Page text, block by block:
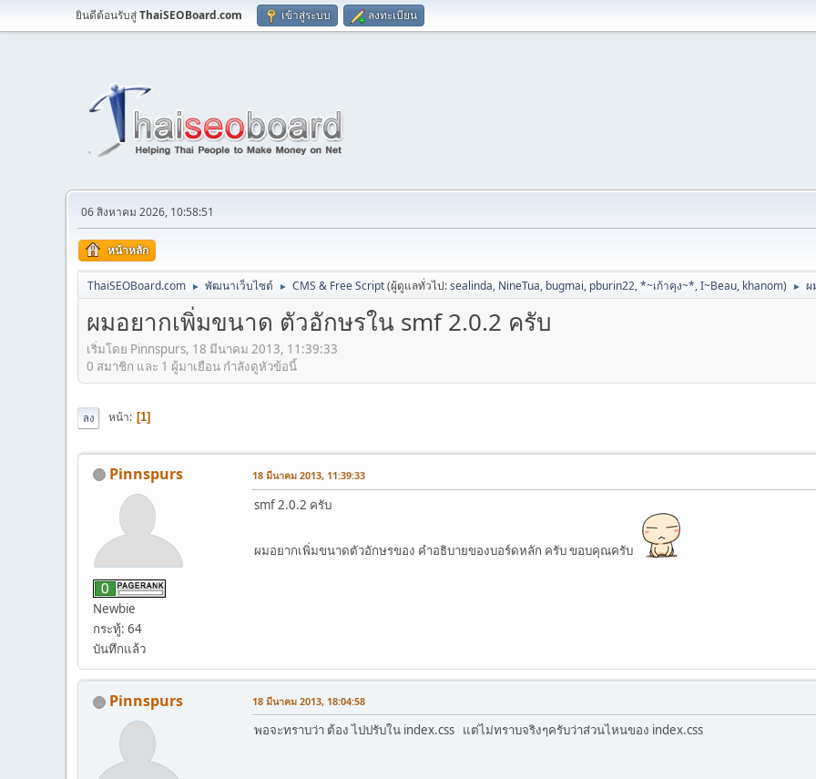
ยินดีต้อนรับสู่ThaiSEOBoard.com เข้าสู่ระบบ ลงทะเบียน
06 สิงหาคม 2026, 10:58:51
หน้าหลัก
ThaiSEOBoard.com ► พัฒนาเว็บไซต์ ► CMS & Free Script(ผู้ดูแลทั่วไป:sealinda, NineTua, bugmai, pburin22,*~เก้าคุง~*,I~Beau, khanom) ► ผ
ผมอยากเพิ่มขนาด ตัวอักษรใน smf 2.0.2 ครับ
เริ่มโดย Pinnspurs, 18 มีนาคม 2013, 11:39:33
0 สมาชิก และ 1 ผู้มาเยือน กำลังดูหัวข้อนี้
ลง หน้า 1
Pinnspurs
Newbie
กระทู้: 64
บันทึกแล้ว
18 มีนาคม 2013, 11:39:33
smf 2.0.2 ครับ
ผมอยากเพิ่มขนาดตัวอักษรของ คำอธิบายของบอร์ดหลัก ครับ ขอบคุณครับ
Pinnspurs 18 มีนาคม 2013, 18:04:58
พอจะทราบว่า ต้อง ไปปรับใน index.css แต่ไม่ทราบจริงๆครับว่าส่วนไหนของ index.css